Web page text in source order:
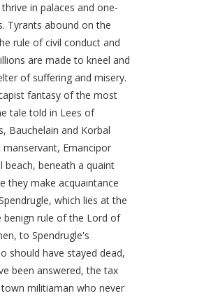
in palaces and one-
Tyrants abound on the
rule of civil conduct and
are made to kneel and
of suffering and misery.
fantasy of the most
tale told in Lees of
Bauchelain and Korbal
Emancipor
beach, beneath a quaint
they make acquaintance
which lies at the
benign rule of the Lord of
to Spendrugle's
should have stayed dead,
been answered, the tax
militiaman who never